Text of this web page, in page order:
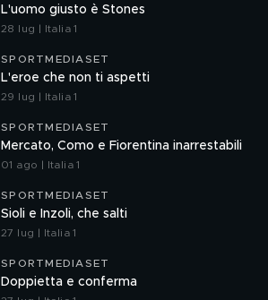
L'uomo giusto è Stones
28 lug | Italia 1
SPORTMEDIASET
L'eroe che non ti aspetti
29 lug | Italia 1
SPORTMEDIASET
Mercato, Como e Fiorentina inarrestabili
01 ago | Italia 1
SPORTMEDIASET
Sioli e Inzoli, che salti
27 lug | Italia 1
SPORTMEDIASET
Doppietta e conferma